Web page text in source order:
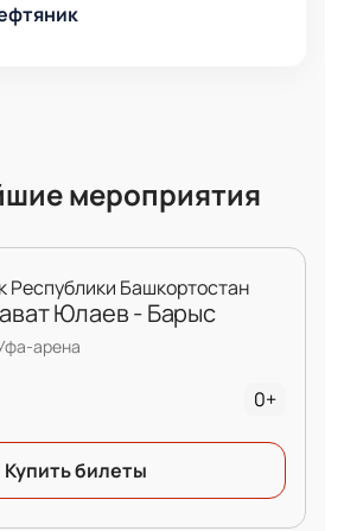
мероприятия
Республики Башкортостан
Юлаев - Барыс
арена
0+
Купить билеты